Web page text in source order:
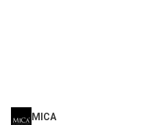
MICA